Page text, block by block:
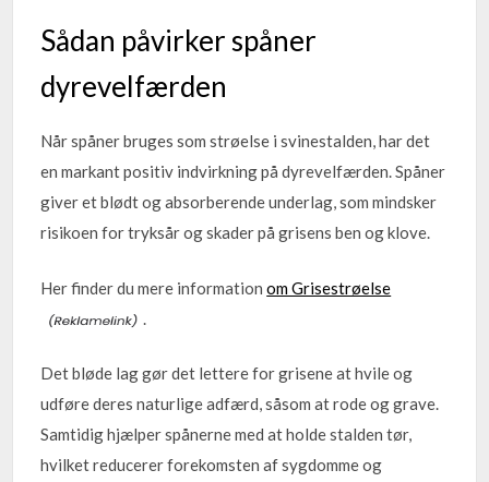
Sådan påvirker spåner
dyrevelfærden
Når spåner bruges som strøelse i svinestalden, har det
en markant positiv indvirkning på dyrevelfærden. Spåner
giver et blødt og absorberende underlag, som mindsker
risikoen for tryksår og skader på grisens ben og klove.
Her finder du mere informationom Grisestrøelse
.
Det bløde lag gør det lettere for grisene at hvile og
udføre deres naturlige adfærd, såsom at rode og grave.
Samtidig hjælper spånerne med at holde stalden tør,
hvilket reducerer forekomsten af sygdomme og